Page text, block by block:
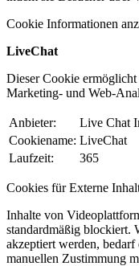
Cookie Informationen
LiveChat
Dieser Cookie
Marketing- und Web-
Anbieter:
Live Chat
Cookiename: LiveChat
Laufzeit:
365
Cookies für Externe
Inhalte von
standardmäßig blockiert.
akzeptiert werden,
manuellen Zustimmung